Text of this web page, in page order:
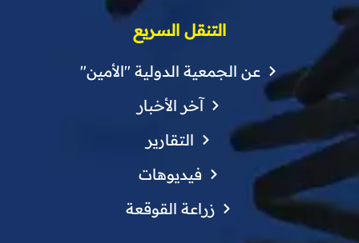
التنقل السريع
عن الجمعية الدولية "الأمين"
آخر الأخبار
التقارير
فيديوهات
زراعة القوقعة